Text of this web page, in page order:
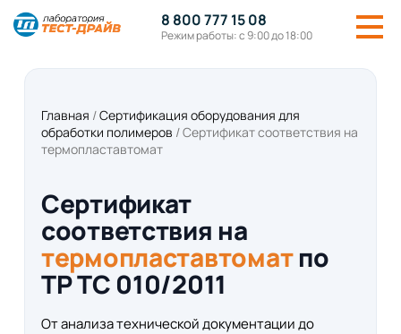
8 800 777 15 08
Режим работы: с 9:00 до 18:00
Главная /Сертификация оборудования для
обработки полимеров /Сертификат соответствия на
термопластавтомат
Сертификат
соответствия на
термопластавтоматпо
ТР ТС 010/2011
От анализа технической документации до